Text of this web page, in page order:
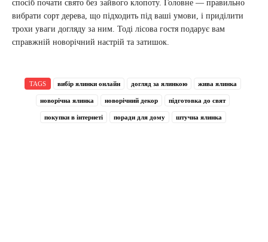
спосіб почати свято без зайвого клопоту. Головне — правильно
вибрати сорт дерева, що підходить під ваші умови, і приділити
трохи уваги догляду за ним. Тоді лісова гостя подарує вам
справжній новорічний настрій та затишок.
TAGS вибір ялинки онлайн догляд за ялинкою жива ялинка
новорічна ялинка новорічний декор підготовка до свят
покупки в інтернеті поради для дому штучна ялинка